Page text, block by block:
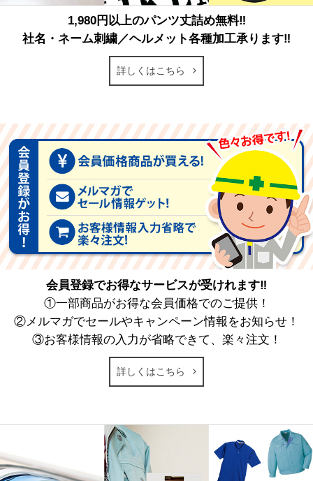
1,980円以上のパンツ丈詰め無料‼
社名・ネーム刺繍／ヘルメット各種加工承ります‼
詳しくはこちら
会員登録でお得なサービスが受けれます‼
①一部商品がお得な会員価格でのご提供！
②メルマガでセールやキャンペーン情報をお知らせ！
③お客様情報の入力が省略できて、楽々注文！
詳しくはこちら